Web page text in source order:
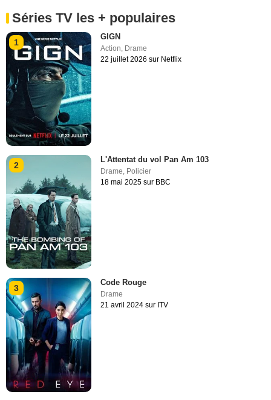
Séries TV les + populaires
1
GIGN
Action Drame
22 juillet 2026 sur Netflix
2
L'Attentat du vol Pan Am 103
Drame, Policier
18 mai 2025 sur BBC
3
Code Rouge
Drame
21 avril 2024 sur ITV